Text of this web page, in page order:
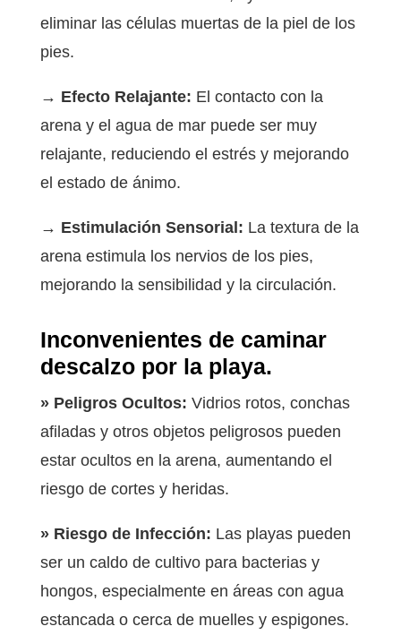
eliminar las células muertas de la piel de los
pies.
→ Efecto Relajante: El contacto con la
arena y el agua de mar puede ser muy
relajante, reduciendo el estrés y mejorando
el estado de ánimo.
→ Estimulación Sensorial: La textura de la
arena estimula los nervios de los pies,
mejorando la sensibilidad y la circulación.
Inconvenientes de caminar
descalzo por la playa.
» Peligros Ocultos: Vidrios rotos, conchas
afiladas y otros objetos peligrosos pueden
estar ocultos en la arena, aumentando el
riesgo de cortes y heridas.
» Riesgo de Infección: Las playas pueden
ser un caldo de cultivo para bacterias y
hongos, especialmente en áreas con agua
estancada o cerca de muelles y espigones.